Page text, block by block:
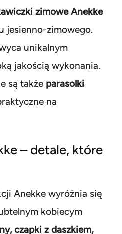
zimowe Anekke
jesienno-zimowego.
unikalnym
jakością wykonania.
są także parasolki
na
– detale, które
Anekke wyróżnia się
kobiecym
czapki z daszkiem,